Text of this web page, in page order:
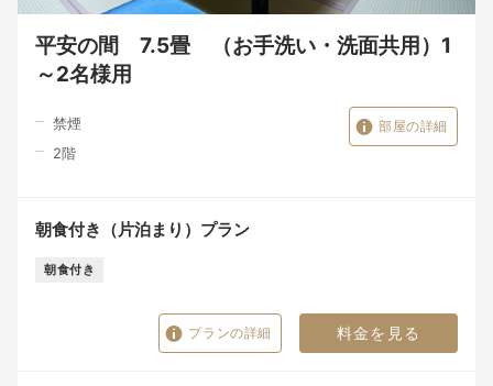
平安の間 7.5畳 （お手洗い・洗面共用）1
～2名様用
禁煙
2階
部屋の詳細
朝食付き（片泊まり）プラン
朝食付き
プランの詳細 料金を見る